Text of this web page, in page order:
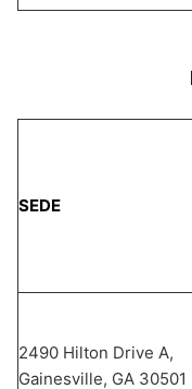
SEDE
2490 Hilton Drive A,
Gainesville, GA 30501